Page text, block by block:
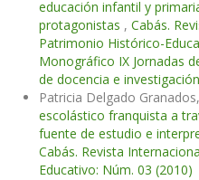
educación infantil y
protagonistas , Cabás.
Patrimonio Histórico-
Monográfico IX Jornadas
de docencia e
Patricia Delgado Granados,
escolástico franquista a
fuente de estudio e
Cabás. Revista
Educativo: Núm. 03 (2010)